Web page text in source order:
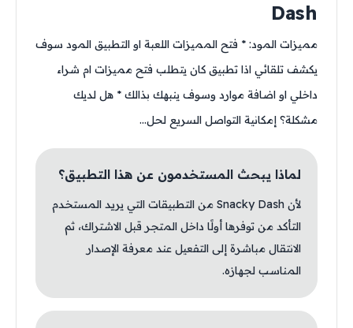
Dash
مميزات المود: * فتح المميزات اللعبة او التطبيق المود سوف
يكشف تلقائي اذا تطبيق كان يتطلب فتح مميزات ام شراء
داخلي او اضافة موارد وسوف ينبهك بذالك * هل لديك
مشكلة؟ إمكانية التواصل السريع لحل...
لماذا يبحث المستخدمون عن هذا التطبيق؟
لأن Snacky Dash من التطبيقات التي يريد المستخدم
التأكد من توفرها أولًا داخل المتجر قبل الاشتراك، ثم
الانتقال مباشرة إلى التفعيل عند معرفة الإصدار
المناسب لجهازه.